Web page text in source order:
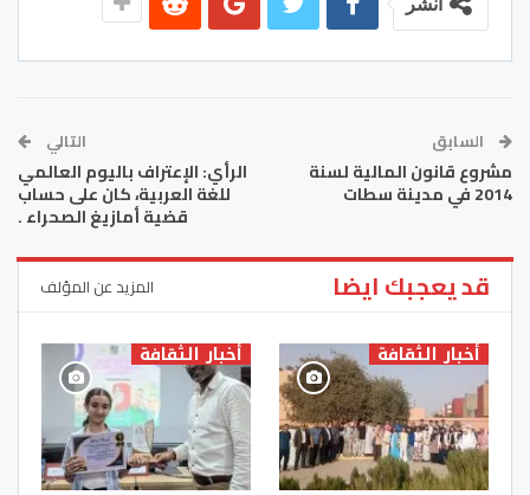
انشر
السابق
مشروع قانون المالية لسنة
2014 في مدينة سطات
التالي
الرأي: الإعتراف باليوم العالمي
للغة العربية، كان على حساب
قضية أمازيغ الصحراء .
قد يعجبك ايضا المزيد عن المؤلف
أخبار الثقافة أخبار الثقافة